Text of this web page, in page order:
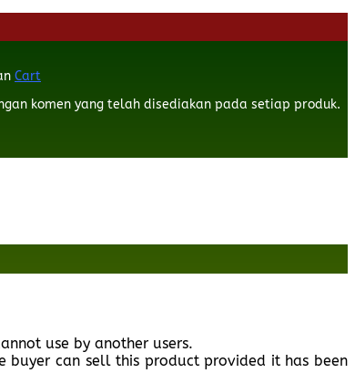
Cart
komen yang telah disediakan pada setiap produk.
use by another users.
buyer can sell this product provided it has been